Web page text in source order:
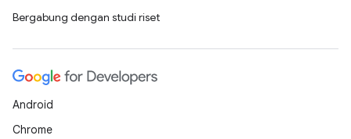
Bergabung dengan studi riset
Android
Chrome